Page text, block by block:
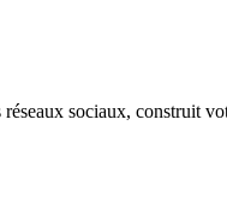
sociaux, construit